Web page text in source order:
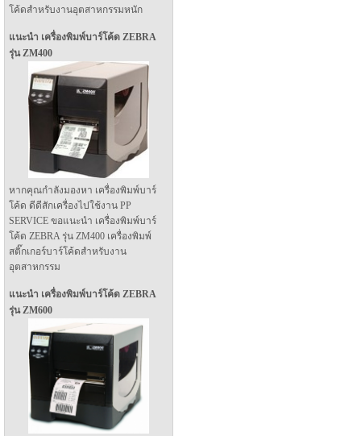
โค้ดสำหรับงานอุตสาหกรรมหนัก
แนะนำ เครื่องพิมพ์บาร์โค้ด ZEBRA
รุ่น ZM400
หากคุณกำลังมองหา เครื่องพิมพ์บาร์
โค้ด ดีดีสักเครื่องไปใช้งาน PP
SERVICE ขอแนะนำ เครื่องพิมพ์บาร์
โค้ด ZEBRA รุ่น ZM400 เครื่องพิมพ์
สติ๊กเกอร์บาร์โค้ดสำหรับงาน
อุตสาหกรรม
แนะนำ เครื่องพิมพ์บาร์โค้ด ZEBRA
รุ่น ZM600